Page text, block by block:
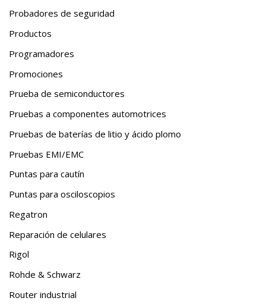
Probadores de seguridad
Productos
Programadores
Promociones
Prueba de semiconductores
Pruebas a componentes automotrices
Pruebas de baterías de litio y ácido plomo
Pruebas EMI/EMC
Puntas para cautín
Puntas para osciloscopios
Regatron
Reparación de celulares
Rigol
Rohde & Schwarz
Router industrial